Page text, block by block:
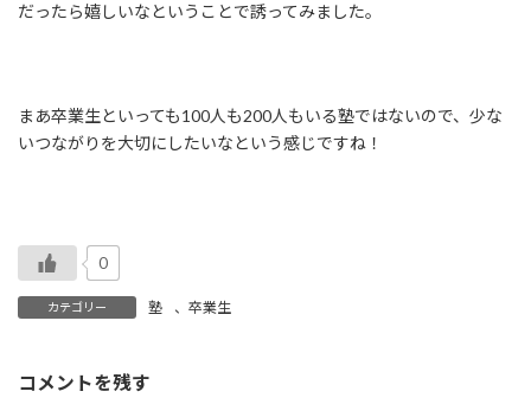
だったら嬉しいなということで誘ってみました。
まあ卒業生といっても100人も200人もいる塾ではないので、少な
いつながりを大切にしたいなという感じですね！
0
カテゴリー 塾 、 卒業生
コメントを残す